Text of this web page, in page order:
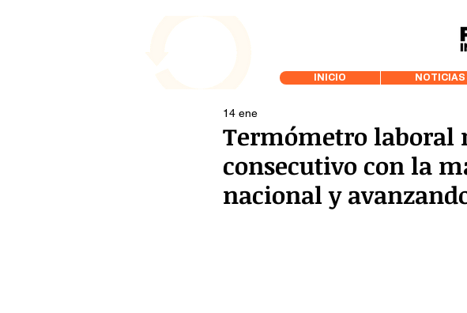
INICIO NOTICIAS
Termómetro laboral
consecutivo con la
nacional y
14 ene